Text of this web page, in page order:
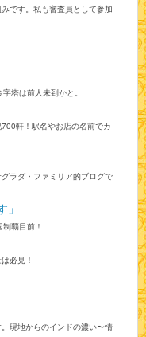
です。私も審査員として参加
塔は前人未到かと。
軒！駅名やお店の名前でカ
ラダ・ファミリア的ブログで
覇目前！
必見！
現地からのインドの濃い〜情